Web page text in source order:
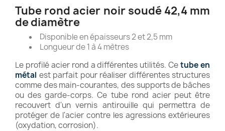
Tube rond acier noir soudé 42,4 mm
de diamètre
Disponible en épaisseurs 2 et 2,5 mm
Longueur de 1 à 4 mètres
Le profilé acier rond a différentes utilités. Cetube en
métal est parfait pour réaliser différentes structures
comme des main-courantes, des supports de bâches
ou des garde-corps. Ce tube rond acier peut être
recouvert d'un vernis antirouille qui permettra de
protéger de l'acier contre les agressions extérieures
(oxydation, corrosion).